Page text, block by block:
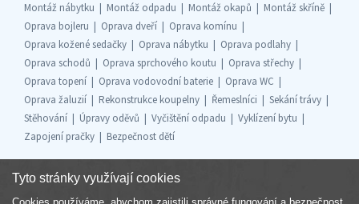
Montáž nábytku
Montáž odpadu Montáž okapů
Montáž skříně
Oprava bojleru
Oprava dveří
Oprava komínu
Oprava kožené sedačky
Oprava nábytku
Oprava podlahy
Oprava schodů
Oprava sprchového koutu
Oprava střechy
Oprava topení
Oprava vodovodní baterie
Oprava WC
Oprava žaluzií
Rekonstrukce koupelny Řemeslníci
Sekání trávy
Stěhování
Úpravy oděvů Vyčištění odpadu
Vyklízení bytu
Zapojení pračky
Bezpečnost dětí
Tyto stránky využívají cookies